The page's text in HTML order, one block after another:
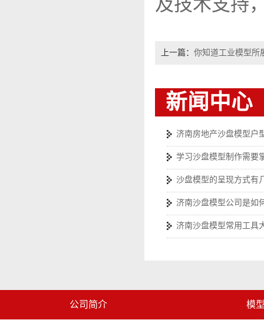
上一篇： 你知道工业模型所
新闻中心
济南房地产沙盘模型户
学习沙盘模型制作需要
沙盘模型的呈现方式有
济南沙盘模型公司是如
济南沙盘模型常用工具
公司简介 模